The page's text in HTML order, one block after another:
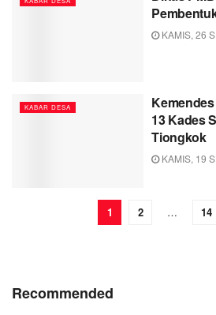
KAMIS, 26
KABAR DESA
13 Kades
Tiongkok
KAMIS, 19
1 2 … 14
Recommended